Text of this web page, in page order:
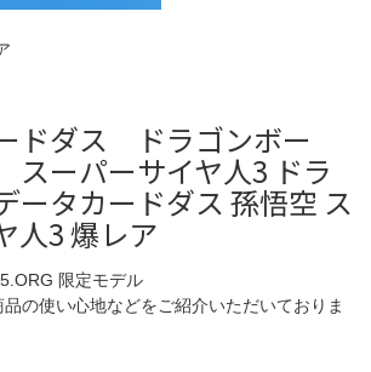
ドダス ドラゴンボー
ーパーサイヤ人3 ドラ
ータカードダス 孫悟空 ス
人3 爆レア
限定モデル
の使い心地などをご紹介いただいておりま